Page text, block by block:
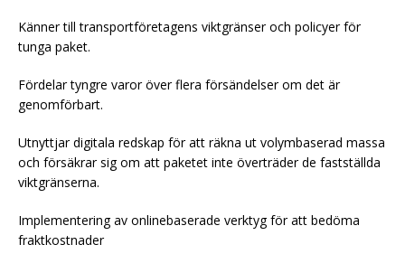
Känner till transportföretagens viktgränser och policyer för
tunga paket.
Fördelar tyngre varor över flera försändelser om det är
genomförbart.
Utnyttjar digitala redskap för att räkna ut volymbaserad massa
och försäkrar sig om att paketet inte överträder de fastställda
viktgränserna.
Implementering av onlinebaserade verktyg för att bedöma
fraktkostnader